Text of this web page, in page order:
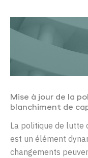
Mise à jour de la
blanchiment de
La politique de lutte
est un élément
changements